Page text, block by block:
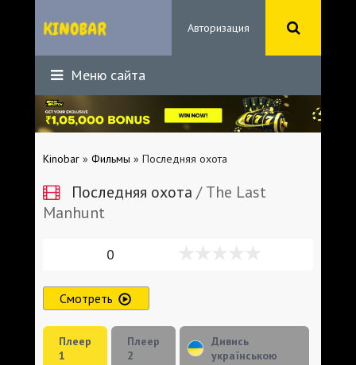
Авторизация
Меню сайта
Kinobar » Фильмы » Последняя охота
Последняя охота / The Last
Manhunt
0
Смотреть
Плеер
1
Плеер
2
Дивись
українською